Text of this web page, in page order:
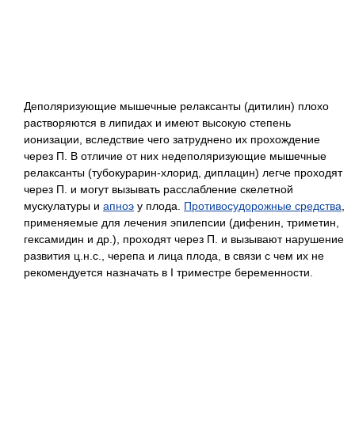
Деполяризующие мышечные релаксанты (дитилин) плохо
растворяются в липидах и имеют высокую степень
ионизации, вследствие чего затруднено их прохождение
через П. В отличие от них недеполяризующие мышечные
релаксанты (тубокурарин-хлорид, диплацин) легче проходят
через П. и могут вызывать расслабление скелетной
мускулатуры и апноэ у плода. Противосудорожные средства
применяемые для лечения эпилепсии (дифенин, триметин,
гексамидин и др.), проходят через П. и вызывают нарушение
развития ц.н.с., черепа и лица плода, в связи с чем их не
рекомендуется назначать в I триместре беременности.